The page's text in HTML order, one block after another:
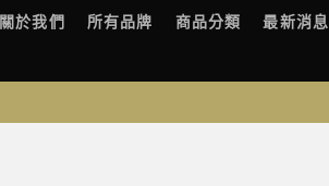
關於我們 所有品牌 商品分類 最新消息